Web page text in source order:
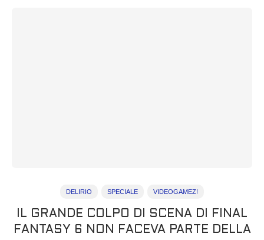
DELIRIO SPECIALE VIDEOGAMEZ!
IL GRANDE COLPO DI SCENA DI FINAL
FANTASY 6 NON FACEVA PARTE DELLA